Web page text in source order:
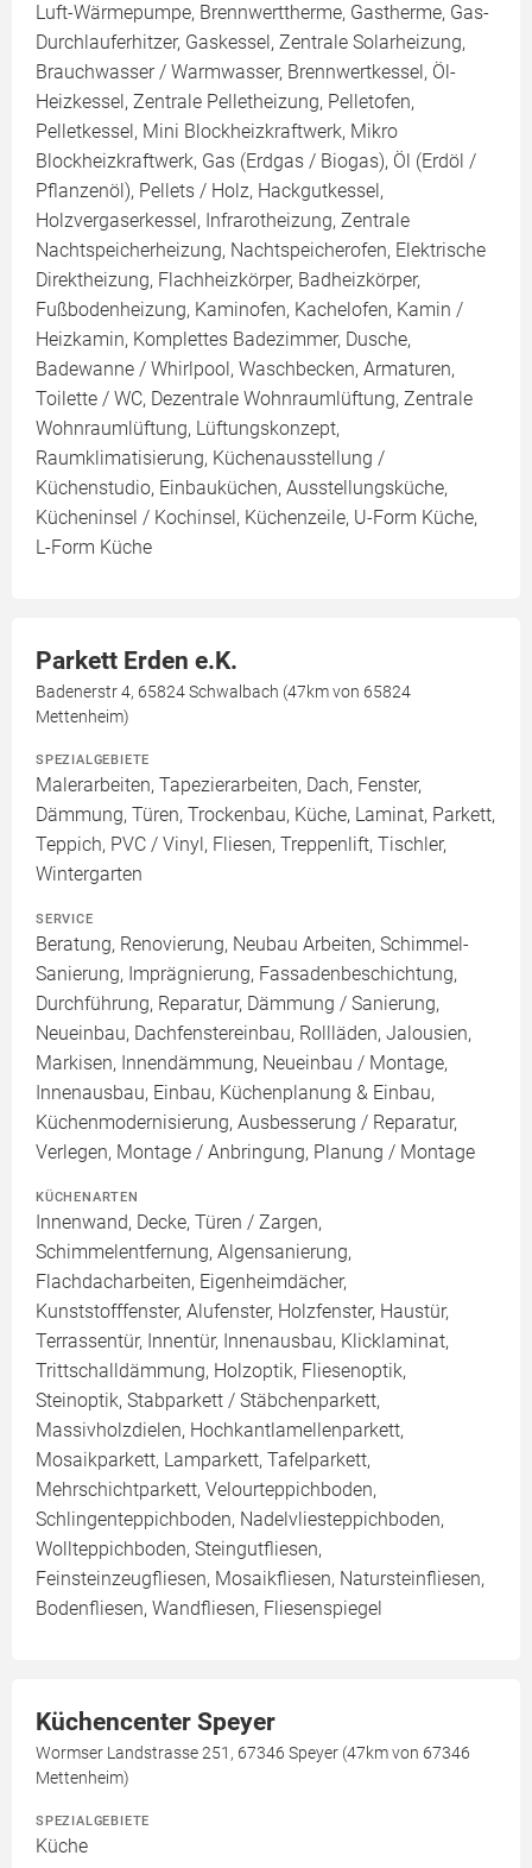
Luft-Wärmepumpe, Brennwerttherme, Gastherme, Gas-
Durchlauferhitzer, Gaskessel, Zentrale Solarheizung,
Brauchwasser / Warmwasser, Brennwertkessel, Öl-
Heizkessel, Zentrale Pelletheizung, Pelletofen,
Pelletkessel, Mini Blockheizkraftwerk, Mikro
Blockheizkraftwerk, Gas (Erdgas / Biogas), Öl (Erdöl /
Pflanzenöl), Pellets / Holz, Hackgutkessel,
Holzvergaserkessel, Infrarotheizung, Zentrale
Nachtspeicherheizung, Nachtspeicherofen, Elektrische
Direktheizung, Flachheizkörper, Badheizkörper,
Fußbodenheizung, Kaminofen, Kachelofen, Kamin /
Heizkamin, Komplettes Badezimmer, Dusche,
Badewanne / Whirlpool, Waschbecken, Armaturen,
Toilette / WC, Dezentrale Wohnraumlüftung, Zentrale
Wohnraumlüftung, Lüftungskonzept,
Raumklimatisierung, Küchenausstellung /
Küchenstudio, Einbauküchen, Ausstellungsküche,
Kücheninsel / Kochinsel, Küchenzeile, U-Form Küche,
L-Form Küche
Parkett Erden e.K.
Badenerstr 4, 65824 Schwalbach (47km von 65824
Mettenheim)
SPEZIALGEBIETE
Malerarbeiten, Tapezierarbeiten, Dach, Fenster,
Dämmung, Türen, Trockenbau, Küche, Laminat, Parkett,
Teppich, PVC / Vinyl, Fliesen, Treppenlift, Tischler,
Wintergarten
SERVICE
Beratung, Renovierung, Neubau Arbeiten, Schimmel-
Sanierung, Imprägnierung, Fassadenbeschichtung,
Durchführung, Reparatur, Dämmung / Sanierung,
Neueinbau, Dachfenstereinbau, Rollläden, Jalousien,
Markisen, Innendämmung, Neueinbau / Montage,
Innenausbau, Einbau, Küchenplanung & Einbau,
Küchenmodernisierung, Ausbesserung / Reparatur,
Verlegen, Montage / Anbringung, Planung / Montage
KÜCHENARTEN
Innenwand, Decke, Türen / Zargen,
Schimmelentfernung, Algensanierung,
Flachdacharbeiten, Eigenheimdächer,
Kunststofffenster, Alufenster, Holzfenster, Haustür,
Terrassentür, Innentür, Innenausbau, Klicklaminat,
Trittschalldämmung, Holzoptik, Fliesenoptik,
Steinoptik, Stabparkett / Stäbchenparkett,
Massivholzdielen, Hochkantlamellenparkett,
Mosaikparkett, Lamparkett, Tafelparkett,
Mehrschichtparkett, Velourteppichboden,
Schlingenteppichboden, Nadelvliesteppichboden,
Wollteppichboden, Steingutfliesen,
Feinsteinzeugfliesen, Mosaikfliesen, Natursteinfliesen,
Bodenfliesen, Wandfliesen, Fliesenspiegel
Küchencenter Speyer
Wormser Landstrasse 251, 67346 Speyer (47km von 67346
Mettenheim)
SPEZIALGEBIETE
Küche